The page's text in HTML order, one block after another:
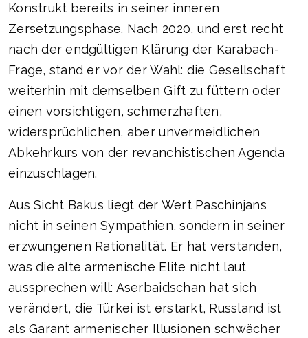
Konstrukt bereits in seiner inneren
Zersetzungsphase. Nach 2020, und erst recht
nach der endgültigen Klärung der Karabach-
Frage, stand er vor der Wahl: die Gesellschaft
weiterhin mit demselben Gift zu füttern oder
einen vorsichtigen, schmerzhaften,
widersprüchlichen, aber unvermeidlichen
Abkehrkurs von der revanchistischen Agenda
einzuschlagen.
Aus Sicht Bakus liegt der Wert Paschinjans
nicht in seinen Sympathien, sondern in seiner
erzwungenen Rationalität. Er hat verstanden,
was die alte armenische Elite nicht laut
aussprechen will: Aserbaidschan hat sich
verändert, die Türkei ist erstarkt, Russland ist
als Garant armenischer Illusionen schwächer